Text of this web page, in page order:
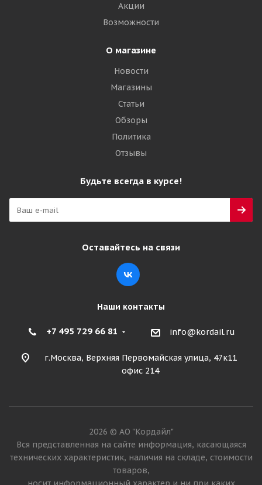
Акции
Возможности
О магазине
Новости
Магазины
Статьи
Обзоры
Политика
Отзывы
Будьте всегда в курсе!
Оставайтесь на связи
Наши контакты
+7 495 729 66 81 info@kordail.ru
г.Москва, Верхняя Первомайская улица, 47к11
офис 214
2026 © АО "Кордайл"
Вся представленная на сайте информация, касающаяся
технических характеристик, наличия на складе, стоимости
товаров,